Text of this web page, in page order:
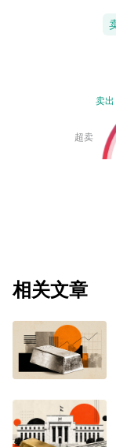
卖出
超卖
相关文章